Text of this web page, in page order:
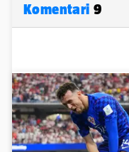
Komentari 9